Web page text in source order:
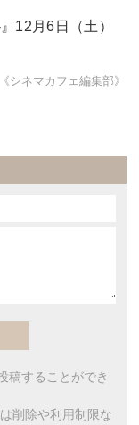
12月6日（土）
《シネマカフェ編集部》
稿することができ
削除や利用制限な